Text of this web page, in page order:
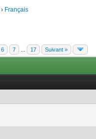
› Français
6 7 17 Suivant »